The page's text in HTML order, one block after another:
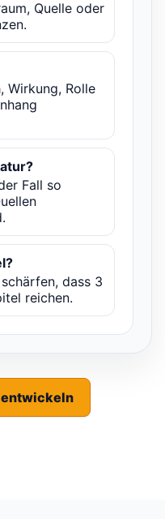
Quelle oder
Wirkung, Rolle
Fall so
dass 3
reichen.